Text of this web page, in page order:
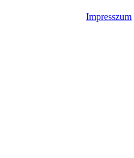
Impresszum